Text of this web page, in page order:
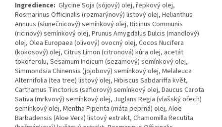
Ingredience: Glycine Soja (sójový) olej, řepkový olej,
Rosmarinus Officinalis (rozmarýnový) listový olej, Helianthus
Annuus (slunečnicový) semínkový olej, Ricinus Communis
(ricinový) semínkový olej, Prunus Amygdalus Dulcis (mandlový)
olej, Olea Europaea (olivový) ovocný olej, Cocos Nucifera
(kokosový) olej, Citrus Limon (citronová) kůra olej, acetát
tokoferolu, Sesamum Indicum (sezamový) semínkový olej,
Simmondsia Chinensis (jojobový) semínkový olej, Melaleuca
Alternifolia (tea tree) listový olej, Hibiscus Sabdariffa květ,
Carthamus Tinctorius (saflorový) semínkový olej, Daucus Carota
Sativa (mrkvový) semínkový olej, Juglans Regia (vlašský ořech)
semínkový olej, Mentha Piperita (máta peprná) olej, Aloe
Barbadensis (Aloe Vera) listový extrakt, Chamomilla Recutita